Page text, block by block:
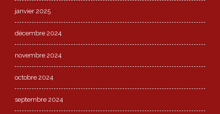
janvier 2025
décembre 2024
novembre 2024
octobre 2024
septembre 2024